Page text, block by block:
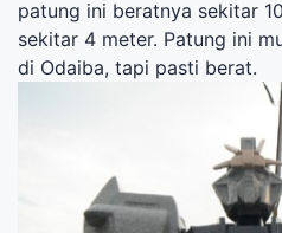
patung ini beratnya sekitar
sekitar 4 meter. Patung ini
di Odaiba, tapi pasti berat.